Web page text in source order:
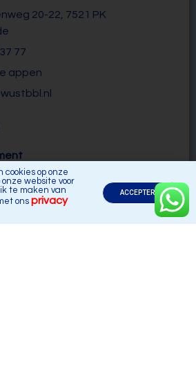
20-22, 7521 PK
77
appen
cookies op onze
website voor
te maken van
ons privacy
ACCEPTEREN